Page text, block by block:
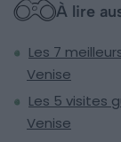
À lire
Les 7
Venise
Les 5 visites
Venise